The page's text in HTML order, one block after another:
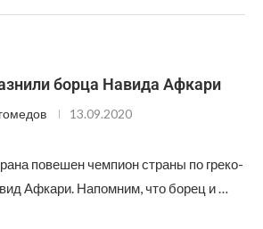
борца Навида Афкари
13.09.2020
повешен чемпион страны по греко-
Афкари. Напомним, что борец и …